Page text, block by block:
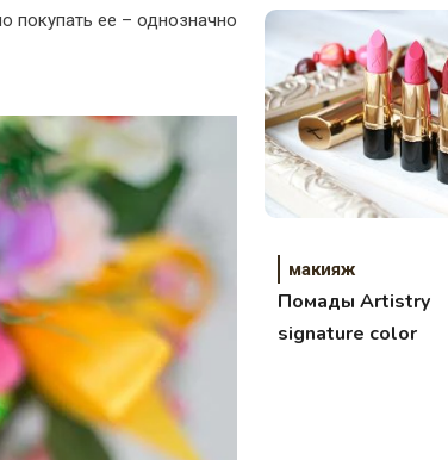
покупать ее – однозначно
макияж
Помады Artistry
signature color